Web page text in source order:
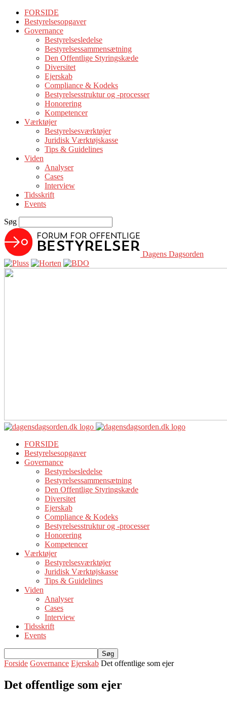
FORSIDE
Bestyrelsesopgaver
Governance
Bestyrelsesledelse
Bestyrelsessammensætning
Den Offentlige Styringskæde
Diversitet
Ejerskab
Compliance & Kodeks
Bestyrelsesstruktur og -processer
Honorering
Kompetencer
Værktøjer
Bestyrelsesværktøjer
Juridisk Værktøjskasse
Tips & Guidelines
Viden
Analyser
Cases
Interview
Tidsskrift
Events
Søg
Dagens Dagsorden
FORSIDE
Bestyrelsesopgaver
Governance
Bestyrelsesledelse
Bestyrelsessammensætning
Den Offentlige Styringskæde
Diversitet
Ejerskab
Compliance & Kodeks
Bestyrelsesstruktur og -processer
Honorering
Kompetencer
Værktøjer
Bestyrelsesværktøjer
Juridisk Værktøjskasse
Tips & Guidelines
Viden
Analyser
Cases
Interview
Tidsskrift
Events
Forside Governance Ejerskab Det offentlige som ejer
Det offentlige som ejer